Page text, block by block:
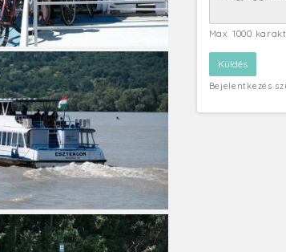
Max. 1000
Bejelentkezés